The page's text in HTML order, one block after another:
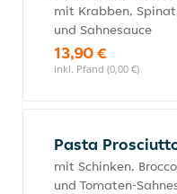
mit Krabben,
und Sahnesauce
13,90 €
inkl. Pfand (0,00 €)
Pasta
mit Schinken,
und Tomaten-